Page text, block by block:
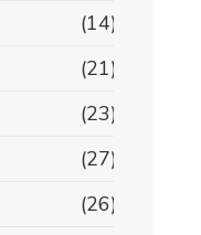
(14)
(21)
(23)
(27)
(26)